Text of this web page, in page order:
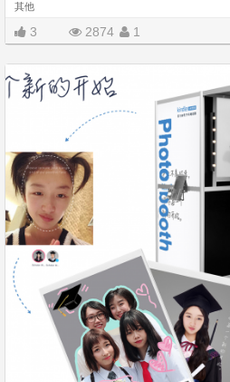
其他
3 2874 1